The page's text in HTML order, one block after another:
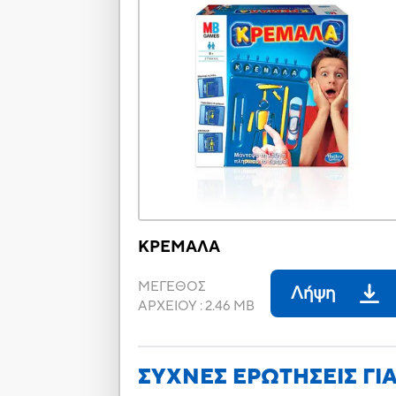
ΚΡΕΜΑΛΑ
ΜΕΓΕΘΟΣ
ΑΡΧΕΙΟΥ :2.46 MB
Λήψη
ΣΥΧΝΕΣ ΕΡΩΤΗΣΕΙΣ